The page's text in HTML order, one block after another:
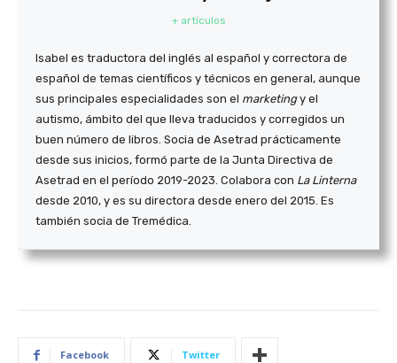
+ artículos
Isabel es traductora del inglés al español y correctora de
español de temas científicos y técnicos en general, aunque
sus principales especialidades son el marketingy el
autismo, ámbito del que lleva traducidos y corregidos un
buen número de libros. Socia de Asetrad prácticamente
desde sus inicios, formó parte de la Junta Directiva de
Asetrad en el período 2019-2023. Colabora con La Linterna
desde 2010, y es su directora desde enero del 2015. Es
también socia de Tremédica.
Facebook Twitter